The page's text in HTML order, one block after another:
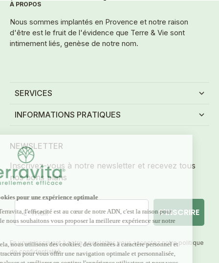
À PROPOS
Nous sommes implantés en Provence et notre raison
d'être est le fruit de l'évidence que Terre & Vie sont
intimement liés, genèse de notre nom.
SERVICES
INFORMATIONS PRATIQUES
NEWSLETTER
Inscrivez-vous à notre newsletter et recevez tous
nos bons plans
S'INSCRIRE
En vous inscrivant à notre newsletter, vous acceptez notre politique
de confidentialité.